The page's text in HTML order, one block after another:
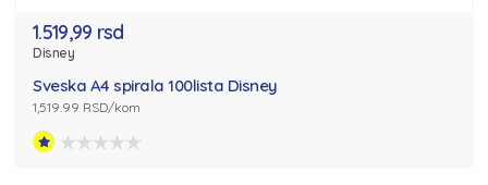
1.519,99 rsd
Disney
Sveska A4 spirala 100lista Disney
1,519.99 RSD/kom